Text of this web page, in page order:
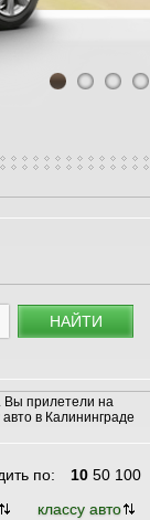
1 2 3 4
НАЙТИ
Вы прилетели на
в Калининграде
по: 10 50 100
классу авто